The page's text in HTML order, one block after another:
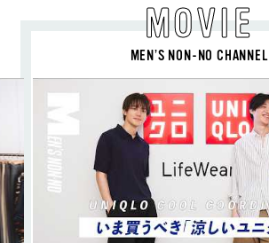
MOVIE
MEN’S NON-NO CHANNEL